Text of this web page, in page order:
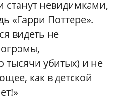
станут невидимками,
«Гарри Поттере».
видеть не
тысячи убитых) и не
как в детской